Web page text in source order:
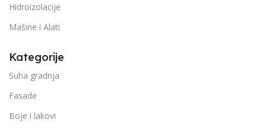
Hidroizolacije
Mašine i Alati
Kategorije
Suha gradnja
Fasade
Boje i lakovi